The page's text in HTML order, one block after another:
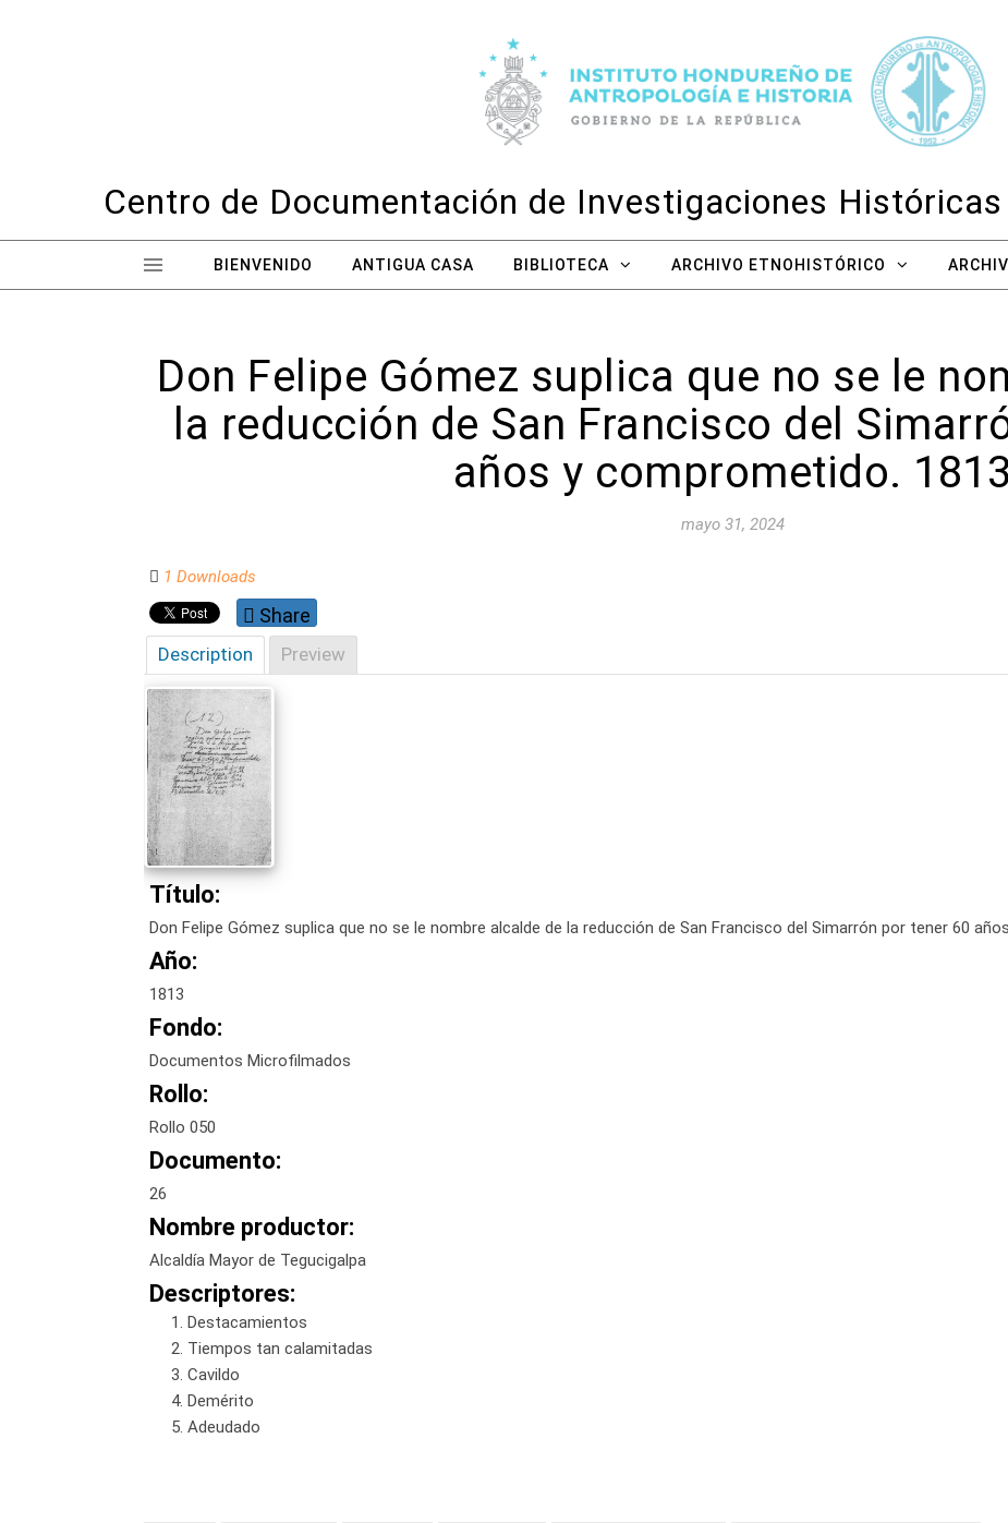
Centro de Documentación de Investigaciones
BIENVENIDO ANTIGUA CASA BIBLIOTECA ARCHIVO ETNOHISTÓRICO
Don Felipe Gómez suplica que no se le
la reducción de San Francisco del
años y comprometido. 1813
mayo 31, 2024
1 Downloads
Share
Description Preview
Título:
Don Felipe Gómez suplica que no se le nombre alcalde de la reducción de San Francisco del Simarrón por tener 60
Año:
1813
Fondo:
Documentos Microfilmados
Rollo:
Rollo 050
Documento:
26
Nombre productor:
Alcaldía Mayor de Tegucigalpa
Descriptores:
Destacamientos
Tiempos tan calamitadas
Cavildo
Demérito
Adeudado